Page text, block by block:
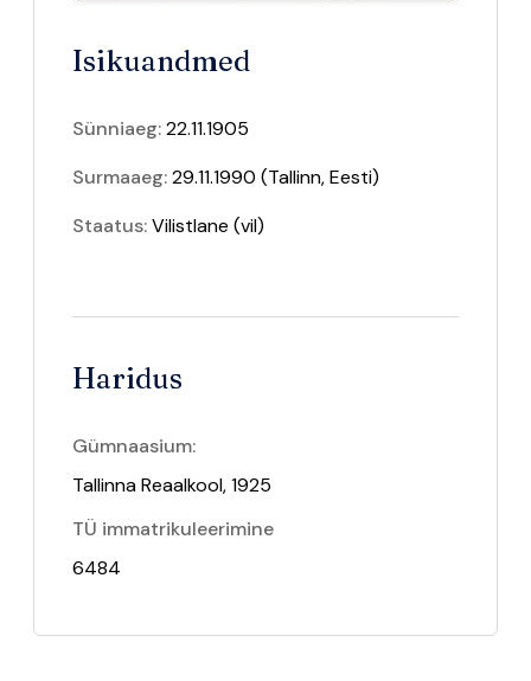
Isikuandmed
Sünniaeg:22.11.1905
Surmaaeg:29.11.1990 (Tallinn, Eesti)
Staatus:Vilistlane (vil)
Haridus
Gümnaasium:
Tallinna Reaalkool, 1925
TÜ immatrikuleerimine
6484